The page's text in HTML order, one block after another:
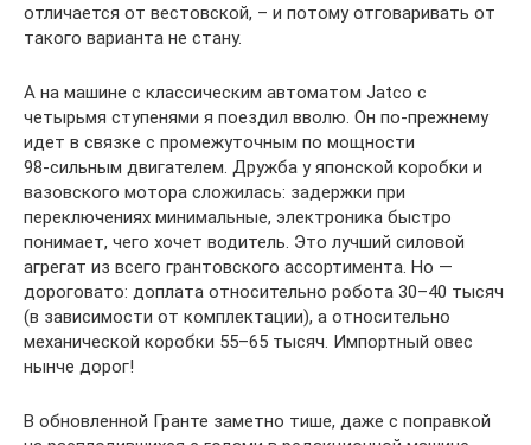
отличается от вестовской, – и потому отговаривать от
такого варианта не стану.
А на машине с классическим автоматом Jatco с
четырьмя ступенями я поездил вволю. Он по-прежнему
идет в связке с промежуточным по мощности
98‑сильным двигателем. Дружба у японской коробки и
вазовского мотора сложилась: задержки при
переключениях минимальные, электроника быстро
понимает, чего хочет водитель. Это лучший силовой
агрегат из всего грантовского ассортимента. Но —
дороговато: доплата относительно робота 30–40 тысяч
(в зависимости от комплектации), а относительно
механической коробки 55–65 тысяч. Импортный овес
нынче дорог!
В обновленной Гранте заметно тише, даже с поправкой